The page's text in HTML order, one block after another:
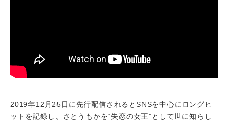
2019年12月25日に先行配信されるとSNSを中心にロングヒ
ットを記録し、さとうもかを“失恋の女王”として世に知らし